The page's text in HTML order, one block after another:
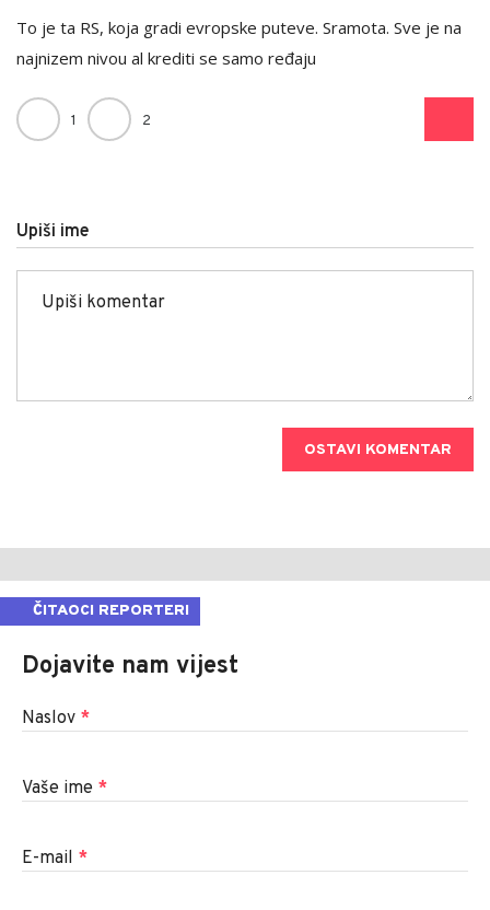
To je ta RS, koja gradi evropske puteve. Sramota. Sve je na
najnizem nivou al krediti se samo ređaju
1 2
Upiši ime
OSTAVI KOMENTAR
ČITAOCI REPORTERI
Dojavite nam vijest
Naslov *
Vaše ime *
E-mail *